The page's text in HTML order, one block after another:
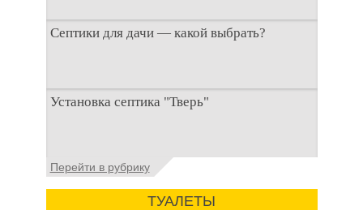
Септики для дачи — какой выбрать?
При строительстве дачи одной из
первоочередных задач становится
Установка септика "Тверь"
Установка септика Тверь - важнейший
аспект утилизации сточных вод в частных
домах и на загородных
Перейти в рубрику
ТУАЛЕТЫ